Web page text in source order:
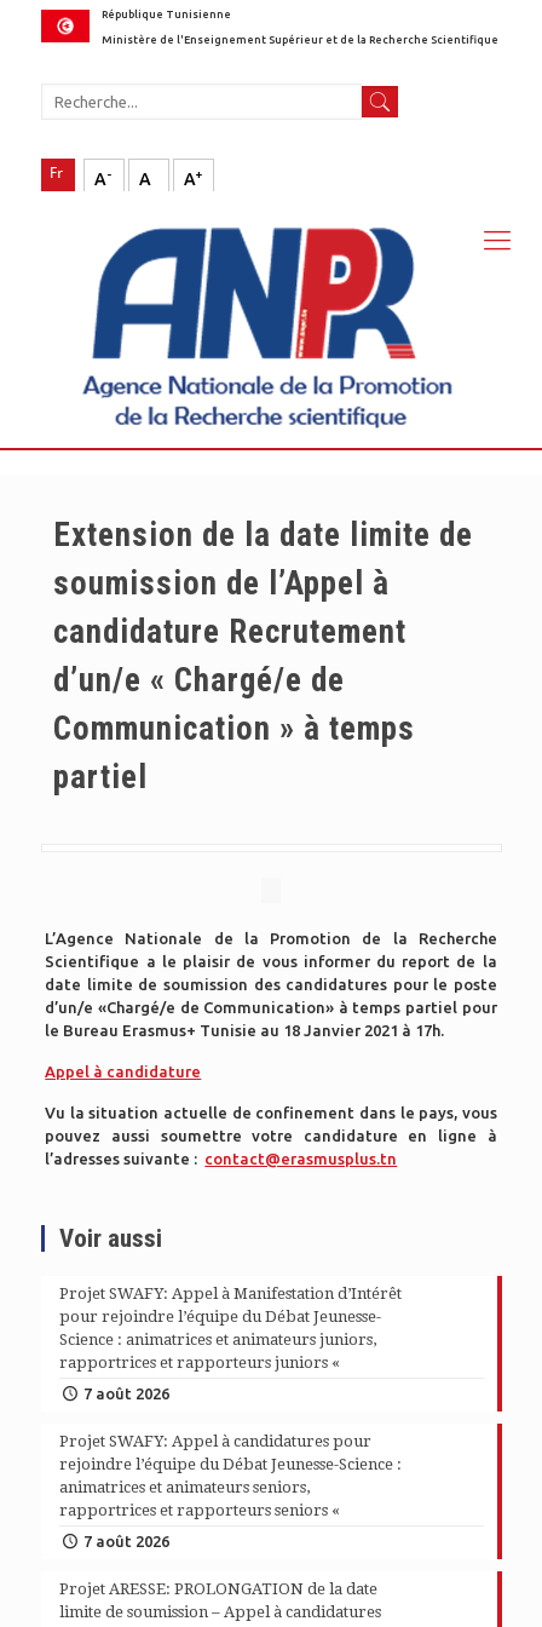
République Tunisienne
Ministère de l'Enseignement Supérieur et de la Recherche Scientifique
A- A A+
Extension de la date limite de
soumission de l’Appel à
candidature Recrutement
d’un/e « Chargé/e de
Communication » à temps
partiel
L’Agence Nationale de la Promotion de la Recherche
Scientifique a le plaisir de vous informer du report de la
date limite de soumission des candidatures pour le poste
d’un/e «Chargé/e de Communication» à temps partiel pour
le Bureau Erasmus+ Tunisie au 18 Janvier 2021 à 17h.
Appel à candidature
Vu la situation actuelle de confinement dans le pays, vous
pouvez aussi soumettre votre candidature en ligne à
l’adresses suivante : contact@erasmusplus.tn
Voir aussi
Projet SWAFY: Appel à Manifestation d’Intérêt
pour rejoindre l’équipe du Débat Jeunesse-
Science : animatrices et animateurs juniors,
rapportrices et rapporteurs juniors «
7 août 2026
Projet SWAFY: Appel à candidatures pour
rejoindre l’équipe du Débat Jeunesse-Science :
animatrices et animateurs seniors,
rapportrices et rapporteurs seniors «
7 août 2026
Projet ARESSE: PROLONGATION de la date
limite de soumission – Appel à candidatures